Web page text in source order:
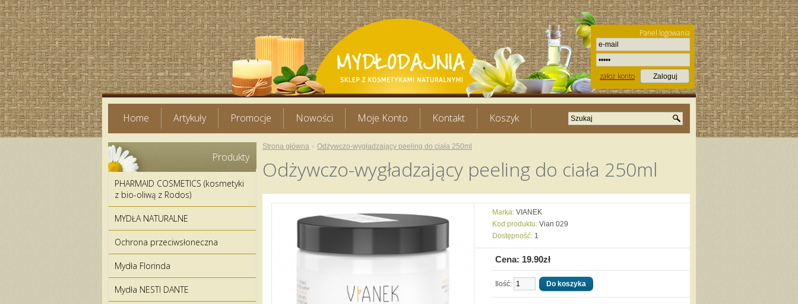
Panel logowania
założ konto
Home Artykuły Promocje Nowości Moje Konto Kontakt Koszyk
Produkty
PHARMAID COSMETICS (kosmetyki
z bio-oliwą z Rodos)
MYDŁA NATURALNE
Ochrona przeciwsłoneczna
Mydła Florinda
Mydła NESTI DANTE
Strona główna » Odżywczo-wygładzający peeling do ciała 250ml
Odżywczo-wygładzający peeling do ciała 250ml
Marka: VIANEK
Kod produktu: Vian 029
Dostępność: 1
Cena: 19.90zł
Ilość: